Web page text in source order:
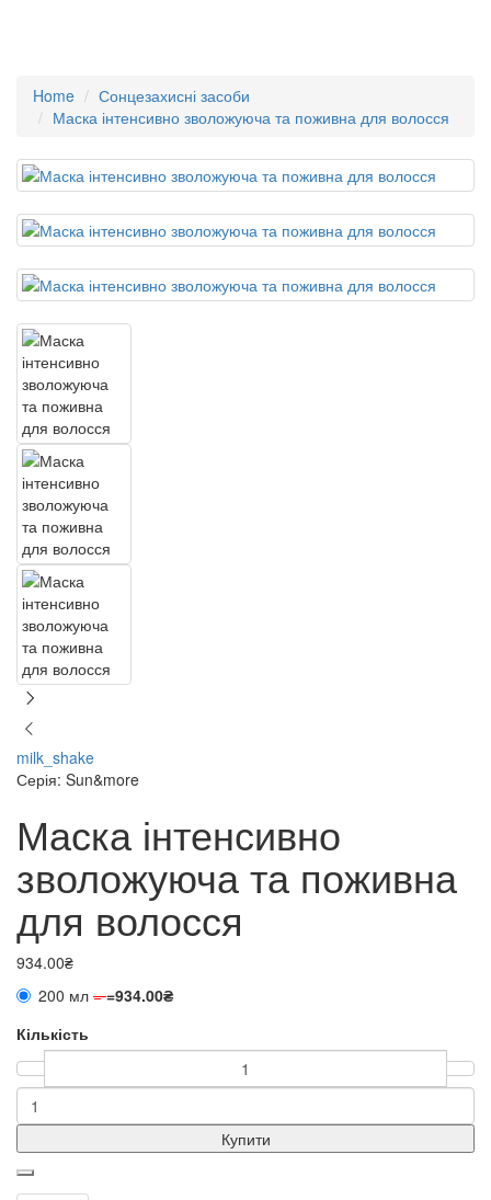
Home
Сонцезахисні засоби
Маска інтенсивно зволожуюча та поживна для волосся
milk_shake
Серія: Sun&more
Маска інтенсивно
зволожуюча та поживна
для волосся
934.00₴
200 мл ==934.00₴
Кількість
Купити